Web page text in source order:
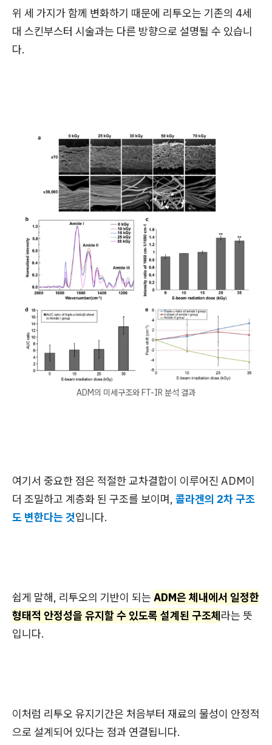
위 세 가지가 함께 변화하기 때문에 리투오는 기존의 4세
대 스킨부스터 시술과는 다른 방향으로 설명될 수 있습니
다.
ADM의 미세구조와 FT-IR 분석 결과
여기서 중요한 점은 적절한 교차결합이 이루어진 ADM이
더 조밀하고 계층화 된 구조를 보이며, 콜라겐의 2차 구조
도 변한다는 것입니다.
쉽게 말해, 리투오의 기반이 되는 ADM은 체내에서 일정한
형태적 안정성을 유지할 수 있도록 설계된 구조체라는 뜻
입니다.
이처럼 리투오 유지기간은 처음부터 재료의 물성이 안정적
으로 설계되어 있다는 점과 연결됩니다.